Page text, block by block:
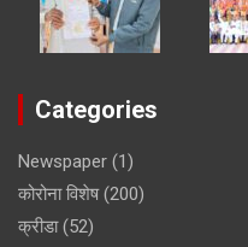
Categories
Newspaper (1)
कोरोना विशेष(200)
क्रीडा(52)